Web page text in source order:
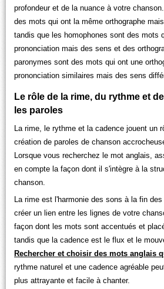
profondeur et de la nuance à votre
des mots qui ont la même orthographe
tandis que les homophones sont des mots
prononciation mais des sens et des
paronymes sont des mots qui ont une
prononciation similaires mais des sens
Le rôle de la rime, du rythme et
les paroles
La rime, le rythme et la cadence jouent un
création de paroles de chanson
Lorsque vous recherchez le mot anglais,
en compte la façon dont il s'intègre à la
chanson.
La rime est l'harmonie des sons à la fin
créer un lien entre les lignes de votre
façon dont les mots sont accentués et
tandis que la cadence est le flux et le
Rechercher et choisir des mots anglais
rythme naturel et une cadence agréable
plus attrayante et facile à chanter.